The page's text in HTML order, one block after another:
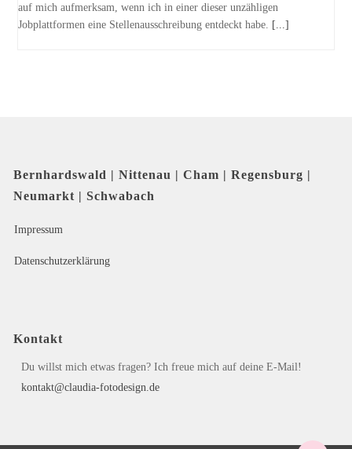
auf mich aufmerksam, wenn ich in einer dieser unzähligen
Jobplattformen eine Stellenausschreibung entdeckt habe.
[...]
Bernhardswald | Nittenau | Cham | Regensburg |
Neumarkt | Schwabach
Impressum
Datenschutzerklärung
Kontakt
Du willst mich etwas fragen? Ich freue mich auf deine E-Mail!
kontakt@claudia-fotodesign.de